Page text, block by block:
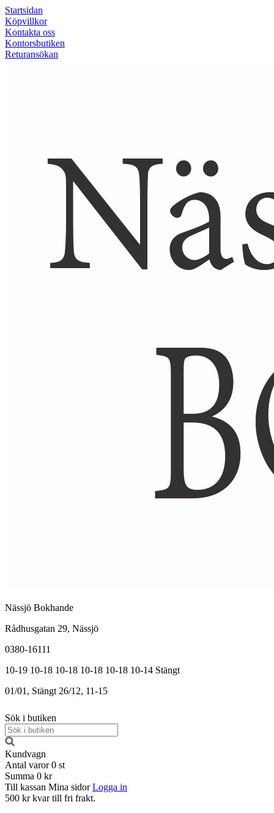
Startsidan
Köpvillkor
Kontakta oss
Kontorsbutiken
Returansökan
Nässjö Bokhande
Rådhusgatan 29, Nässjö
0380-16111
10-19 10-18 10-18 10-18 10-18 10-14 Stängt
01/01, Stängt 26/12, 11-15
Sök i butiken
Kundvagn
Antal varor 0 st
Summa 0 kr
Till kassan Mina sidor Logga in
500 kr kvar till fri frakt.